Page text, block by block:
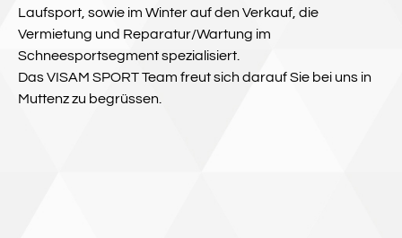
Laufsport, sowie im Winter auf den Verkauf, die
Vermietung und Reparatur/Wartung im
Schneesportsegment spezialisiert.
Das VISAM SPORT Team freut sich darauf Sie bei uns in
Muttenz zu begrüssen.